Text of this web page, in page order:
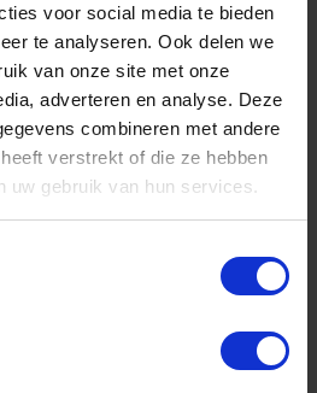
voor social media te bieden
te analyseren. Ook delen we
van onze site met onze
adverteren en analyse. Deze
combineren met andere
verstrekt of die ze hebben
uw gebruik van hun services.
Dick